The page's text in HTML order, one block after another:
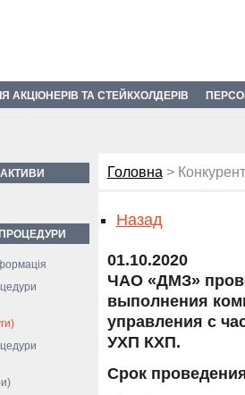
АКЦІОНЕРІВ ТА СТЕЙКХОЛДЕРІВ
Головна >
Назад
01.10.2020
ЧАО «ДМЗ»
выполнения
управления с
УХП КХП.
Срок